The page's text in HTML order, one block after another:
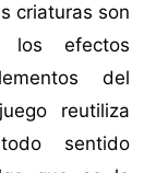
criaturas son
los efectos
del
reutiliza
sentido